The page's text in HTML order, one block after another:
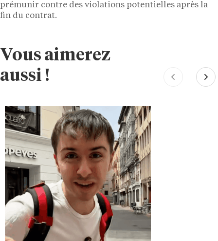
prémunir contre des violations potentielles après la
fin du contrat.
Vous aimerez
aussi !